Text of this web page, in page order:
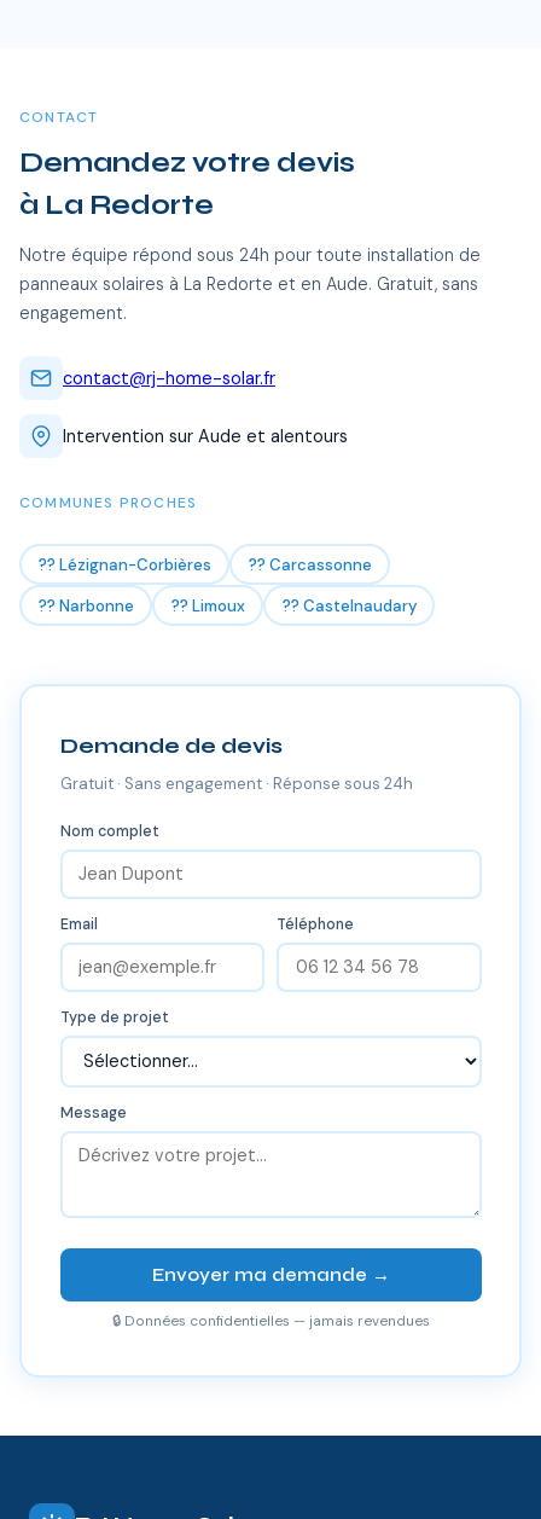
CONTACT
Demandez votre devis
à La Redorte
Notre équipe répond sous 24h pour toute installation de
panneaux solaires à La Redorte et en Aude. Gratuit, sans
engagement.
contact@rj-home-solar.fr
Intervention sur Aude et alentours
COMMUNES PROCHES
?? Lézignan-Corbières
?? Carcassonne
?? Narbonne
?? Limoux ?? Castelnaudary
Demande de devis
Gratuit · Sans engagement · Réponse sous 24h
Nom complet
Email Téléphone
Type de projet
Message
Envoyer ma demande →
🔒 Données confidentielles — jamais revendues